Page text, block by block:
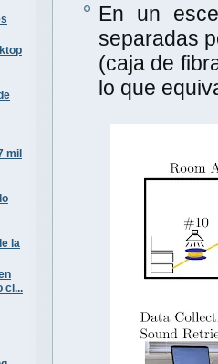
mil
la
cl...
En un
separadas
(caja de
lo que